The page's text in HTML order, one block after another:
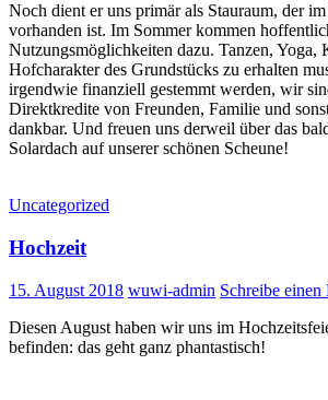
Noch dient er uns primär als Stauraum, der
vorhanden ist. Im Sommer kommen
Nutzungsmöglichkeiten dazu. Tanzen,
Hofcharakter des Grundstücks zu erhalten
irgendwie finanziell gestemmt werden, wir
Direktkredite von Freunden, Familie und
dankbar. Und freuen uns derweil über das
Solardach auf unserer schönen Scheune!
Uncategorized
Hochzeit
15. August 2018 wuwi-admin Schreibe
Diesen August haben wir uns im
befinden: das geht ganz phantastisch!